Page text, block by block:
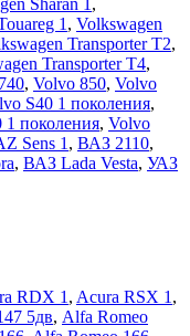
1 , Volkswagen
Transporter T2,
Transporter T4,
, Volvo 850, Volvo
S40 1 поколения,
1 поколения, Volvo
Sens 1 , ВАЗ 2110,
, ВАЗ Lada Vesta, УАЗ
RDX 1 , Acura RSX 1 ,
5дв, Alfa Romeo